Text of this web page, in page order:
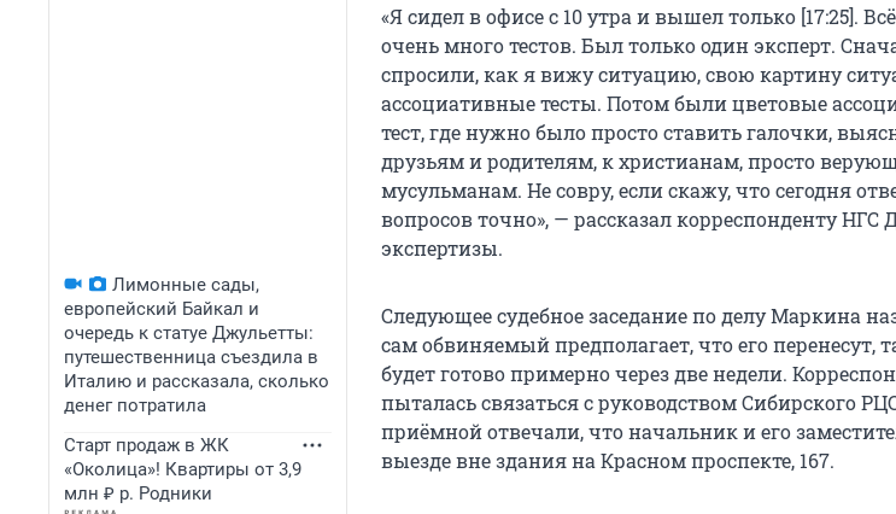
Лимонные сады,
европейский Байкал и
очередь к статуе Джульетты:
путешественница съездила в
Италию и рассказала, сколько
денег потратила
Старт продаж в ЖК
«Околица»! Квартиры от 3,9
млн ₽ р. Родники
«Я сидел в офисе с 10 утра и вышел только [17:25].
очень много тестов. Был только один эксперт.
спросили, как я вижу ситуацию, свою картину
ассоциативные тесты. Потом были цветовые
тест, где нужно было просто ставить галочки,
друзьям и родителям, к христианам, просто
мусульманам. Не совру, если скажу, что сегодня
вопросов точно», — рассказал корреспонденту
экспертизы.
Следующее судебное заседание по делу Маркина
сам обвиняемый предполагает, что его перенесут,
будет готово примерно через две недели.
пыталась связаться с руководством Сибирского
приёмной отвечали, что начальник и его
выезде вне здания на Красном проспекте, 167.